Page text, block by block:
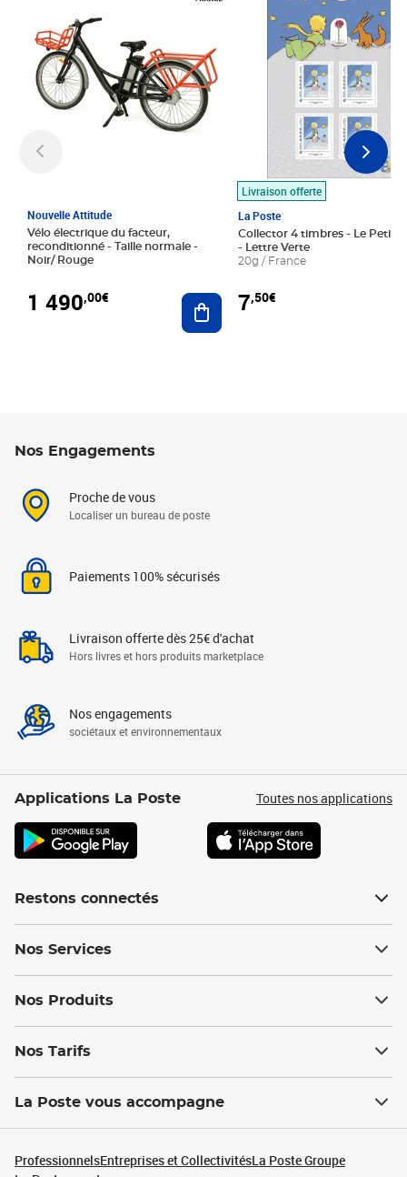
Nouvelle Attitude
Vélo électrique du facteur,
reconditionné - Taille normale -
Noir/ Rouge
1 490,00€ Ajouter au panier
Livraison offerte
La Poste
Collector 4 timbres - Le Petit
- Lettre Verte
20g / France
7,50€
Nos Engagements
Proche de vous
Localiser un bureau de poste
Paiements 100% sécurisés
Livraison offerte dès 25€ d'achat
Hors livres et hors produits marketplace
Nos engagements
sociétaux et environnementaux
Applications La Poste Toutes nos applications
Restons connectés
Nos Services
Nos Produits
Nos Tarifs
La Poste vous accompagne
ProfessionnelsEntreprises et CollectivitésLa Poste Groupe